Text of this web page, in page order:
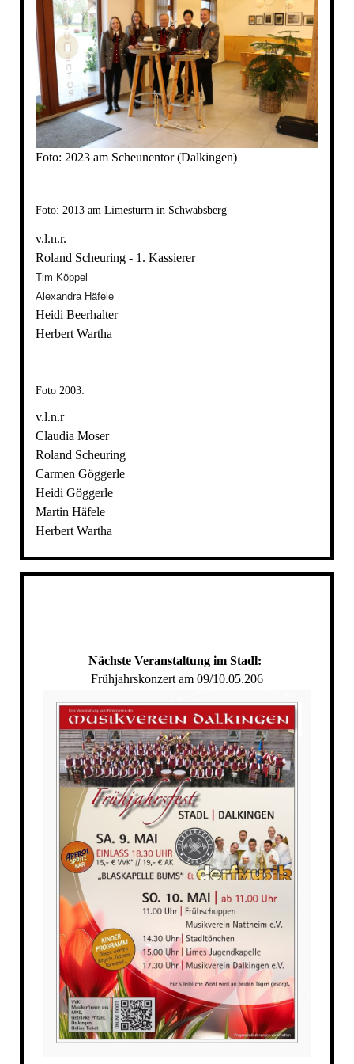
Foto: 2023 am Scheunentor (Dalkingen)
Foto: 2013 am Limesturm in Schwabsberg
v.l.n.r.
Roland Scheuring - 1. Kassierer
Tim Köppel
Alexandra Häfele
Heidi Beerhalter
Herbert Wartha
Foto 2003:
v.l.n.r
Claudia Moser
Roland Scheuring
Carmen Göggerle
Heidi Göggerle
Martin Häfele
Herbert Wartha
Nächste Veranstaltung im Stadl:
Frühjahrskonzert am 09/10.05.206